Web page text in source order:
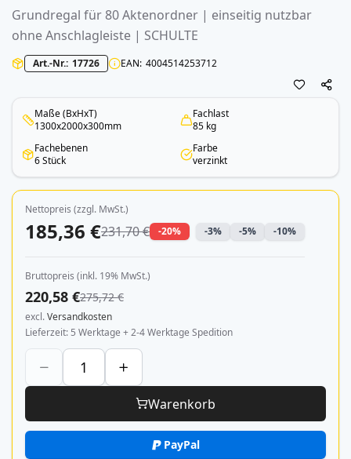
Grundregal für 80 Aktenordner | einseitig nutzbar
ohne Anschlagleiste | SCHULTE
Art.-Nr. 17726 EAN 4004514253712
Maße (BxHxT)
1300x2000x300mm
Fachlast
85 kg
Fachebenen
6 Stück
Farbe
verzinkt
Nettopreis (zzgl. MwSt.)
185,36 €231,70 € -20% -3% -5% -10%
Bruttopreis (inkl. 19% MwSt.)
220,58 €275,72 €
excl.Versandkosten
Lieferzeit 5 Werktage + 2-4 Werktage Spedition
Warenkorb
PayPal